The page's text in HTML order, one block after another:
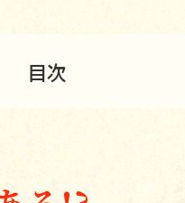
目次
り節のおいしさ